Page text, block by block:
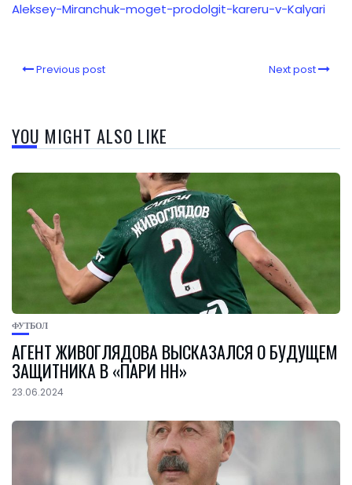
Aleksey-Miranchuk-moget-prodolgit-kareru-v-Kalyari
Previous post Next post
YOU MIGHT ALSO LIKE
ФУТБОЛ
АГЕНТ ЖИВОГЛЯДОВА ВЫСКАЗАЛСЯ О БУДУЩЕМ
ЗАЩИТНИКА В «ПАРИ НН»
23.06.2024